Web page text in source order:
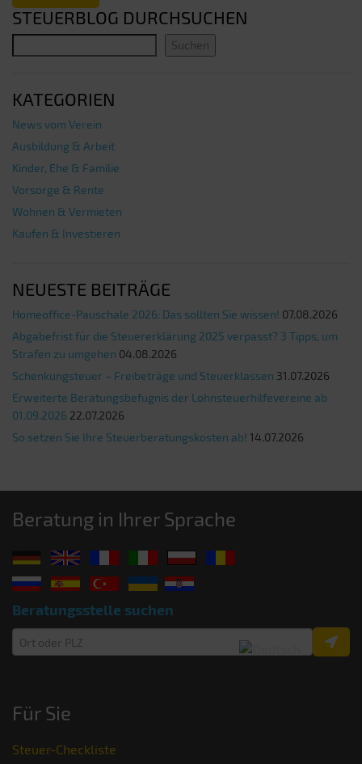
STEUERBLOG DURCHSUCHEN
Suchen
KATEGORIEN
News vom Verein
Ausbildung & Arbeit
Kinder, Ehe & Familie
Vorsorge & Rente
Wohnen & Vermieten
Kaufen & Investieren
NEUESTE BEITRÄGE
Homeoffice-Pauschale 2026: Das sollten Sie wissen! 07.08.2026
Abgabefrist für die Steuererklärung 2025 verpasst? 3 Tipps, um
Strafen zu umgehen 04.08.2026
Schenkungsteuer – Freibeträge und Steuerklassen 31.07.2026
Erweiterte Beratungsbefugnis der Lohnsteuerhilfevereine ab
01.09.2026 22.07.2026
So setzen Sie Ihre Steuerberatungskosten ab! 14.07.2026
Beratung in Ihrer Sprache
Beratungsstelle suchen
Für Sie
Steuer-Checkliste